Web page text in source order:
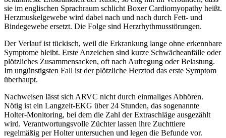
sie im englischen Sprachraum schlicht Boxer Cardiomyopathy heißt.
Herzmuskelgewebe wird dabei nach und nach durch Fett- und
Bindegewebe ersetzt. Die Folge sind Herzrhythmusstörungen.
Der Verlauf ist tückisch, weil die Erkrankung lange ohne erkennbare
Symptome bleibt. Erste Anzeichen sind kurze Schwächeanfälle oder
plötzliches Zusammensacken, oft nach Aufregung oder Belastung.
Im ungünstigsten Fall ist der plötzliche Herztod das erste Symptom
überhaupt.
Nachweisen lässt sich ARVC nicht durch einmaliges Abhören.
Nötig ist ein Langzeit-EKG über 24 Stunden, das sogenannte
Holter-Monitoring, bei dem die Zahl der Extraschläge ausgezählt
wird. Verantwortungsvolle Züchter lassen ihre Zuchttiere
regelmäßig per Holter untersuchen und legen die Befunde vor.